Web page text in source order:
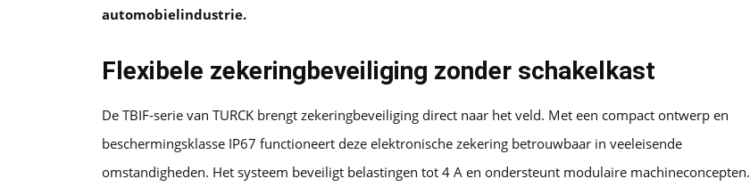
automobielindustrie.
Flexibele zekeringbeveiliging zonder schakelkast
De TBIF-serie van TURCK brengt zekeringbeveiliging direct naar het veld. Met een compact ontwerp en
beschermingsklasse IP67 functioneert deze elektronische zekering betrouwbaar in veeleisende
omstandigheden. Het systeem beveiligt belastingen tot 4 A en ondersteunt modulaire machineconcepten.